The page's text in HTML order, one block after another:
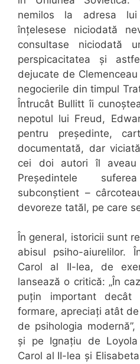
nemilos la adresa
înțelesese niciodată
consultase niciodată
perspicacitatea și
dejucate de
negocierile din timpul
Întrucât Bullitt îi
nepotul lui Freud,
pentru președinte,
documentată, dar
cei doi autori îl aveau
Președintele
subconștient –
devoreze tatăl, pe care
În general, istoricii sunt
abisul psiho-aiurelilor.
Carol al II-lea, de
lansează o critică: „În
puțin important
formare, apreciați atât
de psihologia
și pe Ignațiu de
Carol al II-lea și